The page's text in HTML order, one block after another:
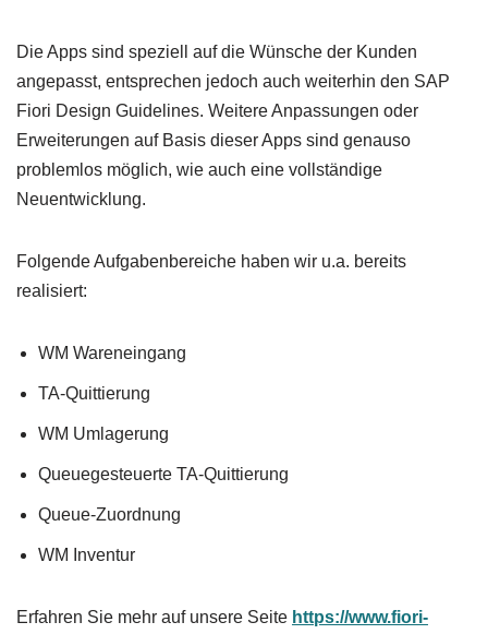
Die Apps sind speziell auf die Wünsche der Kunden
angepasst, entsprechen jedoch auch weiterhin den SAP
Fiori Design Guidelines. Weitere Anpassungen oder
Erweiterungen auf Basis dieser Apps sind genauso
problemlos möglich, wie auch eine vollständige
Neuentwicklung.
Folgende Aufgabenbereiche haben wir u.a. bereits
realisiert:
WM Wareneingang
TA-Quittierung
WM Umlagerung
Queuegesteuerte TA-Quittierung
Queue-Zuordnung
WM Inventur
Erfahren Sie mehr auf unsere Seite https://www.fiori-